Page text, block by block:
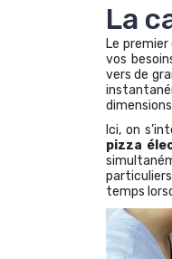
La
Le
vos
vers de
Ici, on
pizza
temps